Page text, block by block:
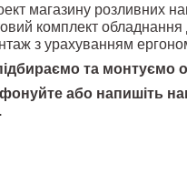
магазину розливних
комплект
з урахуванням
та монтуємо
або напишіть